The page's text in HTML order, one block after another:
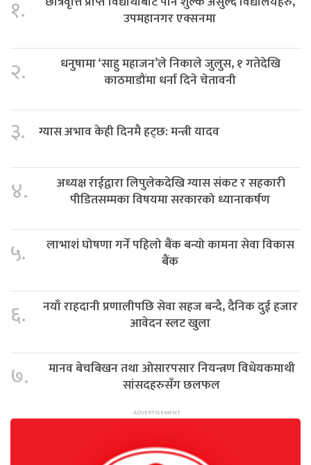
१.
उपमहानगर एक्सनमा
२.
धनुषामा ‘साहु महाजन’ले निकाले जुलुस, १ गतेदेखि
काठमाडौंमा धर्ना दिने चेतावनी
३. ग्यास अभाव केही दिनमै हट्छ: मन्त्री यादव
४.
अध्यक्ष राईद्वारा लिपुलेकदेखि ग्यास संकट र सहकारी
पीडितसम्मका विषयमा सरकारको ध्यानाकर्षण
५.
लाभाशं घोषणा गर्ने पहिलो बैंक बन्यो कामना सेवा विकास
बैंक
६.
नयाँ राहदानी प्रणालीपछि सेवा सहज बन्दै, दैनिक दुई हजार
आवेदन स्लट खुला
७.
मानव बेचबिखन तथा ओसारपसार नियन्त्रण विधेयकमाथी
सांसदहरुसँग छलफल